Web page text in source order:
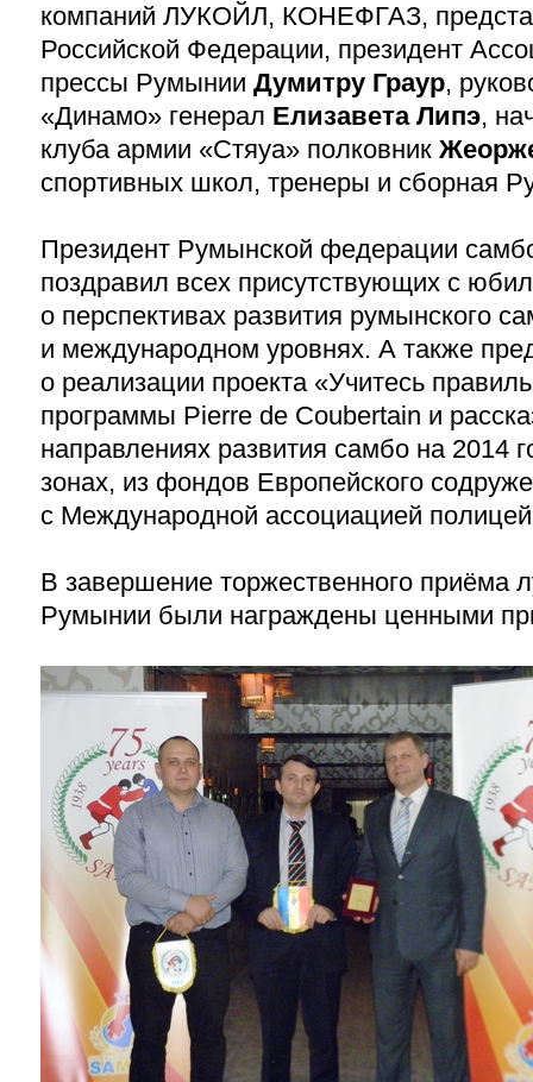
компаний ЛУКОЙЛ, КОНЕФГАЗ,
Российской Федерации, президент
прессы Румынии Думитру Граур,
«Динамо» генерал Елизавета Липэ,
клуба армии «Стяуа» полковник
спортивных школ, тренеры и сборная
Президент Румынской федерации
поздравил всех присутствующих с
о перспективах развития румынского
и международном уровнях. А также
о реализации проекта «Учитесь
программы Pierre de Coubertain и
направлениях развития самбо на 2014
зонах, из фондов Европейского
с Международной ассоциацией
В завершение торжественного приёма
Румынии были награждены ценными